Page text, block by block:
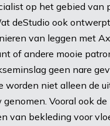
op het gebied van
deStudio ook
van leggen met
of andere mooie
geen nare
worden niet alleen de
Vooral ook
van bekleding voor